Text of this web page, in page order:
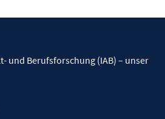
und Berufsforschung (IAB) – unser